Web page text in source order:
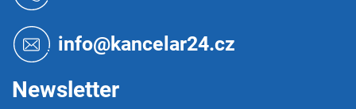
info@kancelar24.cz
Newsletter